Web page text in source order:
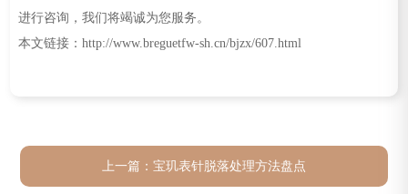
进行咨询，我们将竭诚为您服务。
本文链接：http://www.breguetfw-sh.cn/bjzx/607.html
上一篇： 宝玑表针脱落处理方法盘点